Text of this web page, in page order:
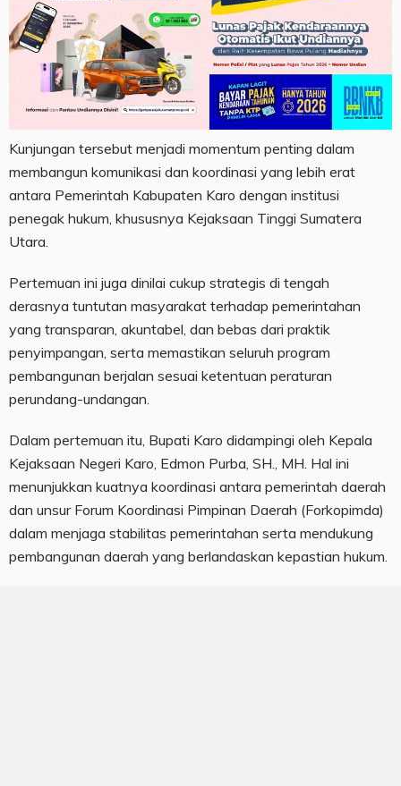
Kunjungan tersebut menjadi momentum penting dalam
membangun komunikasi dan koordinasi yang lebih erat
antara Pemerintah Kabupaten Karo dengan institusi
penegak hukum, khususnya Kejaksaan Tinggi Sumatera
Utara.
Pertemuan ini juga dinilai cukup strategis di tengah
derasnya tuntutan masyarakat terhadap pemerintahan
yang transparan, akuntabel, dan bebas dari praktik
penyimpangan, serta memastikan seluruh program
pembangunan berjalan sesuai ketentuan peraturan
perundang-undangan.
Dalam pertemuan itu, Bupati Karo didampingi oleh Kepala
Kejaksaan Negeri Karo, Edmon Purba, SH., MH. Hal ini
menunjukkan kuatnya koordinasi antara pemerintah daerah
dan unsur Forum Koordinasi Pimpinan Daerah (Forkopimda)
dalam menjaga stabilitas pemerintahan serta mendukung
pembangunan daerah yang berlandaskan kepastian hukum.